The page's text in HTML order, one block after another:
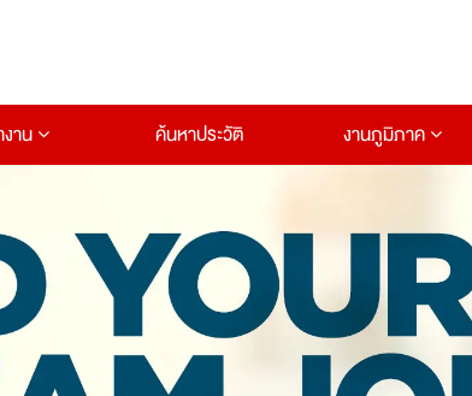
าน ค้นหาประวัติ งานภูมิภาค